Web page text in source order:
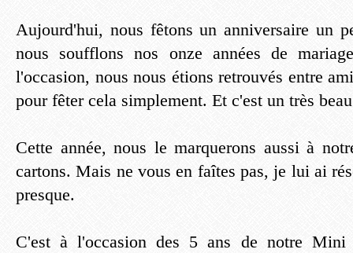
Aujourd'hui, nous fêtons un anniversaire un
nous soufflons nos onze années de
l'occasion, nous nous étions retrouvés entre
pour fêter cela simplement. Et c'est un très
Cette année, nous le marquerons aussi à
cartons. Mais ne vous en faîtes pas, je lui ai
presque.
C'est à l'occasion des 5 ans de notre Mini